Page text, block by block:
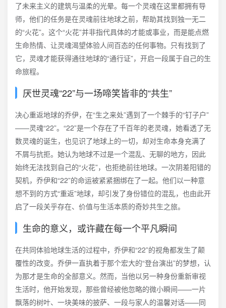
了未来主义的建筑与温柔的光晕。每一个灵魂在这里都拥有导
师，他们的任务是在灵魂前往地球之前，帮助其找到独一无二
的“火花”。这个“火花”并非指代具体的才能或事业，而是能点燃
生命热情、让灵魂渴望体验人间百态的任何事物。只有找到了
它，灵魂才能获得通往地球的“通行证”，开启一段属于自己的生
命旅程。
厌世灵魂“22”与一场啼笑皆非的“共生”
决心重返地球的乔伊，在“生之来处”遇到了一个棘手的“钉子户”
——灵魂“22”。“22”是一个存在了千百年的老灵魂，她看透了无
数灵魂的诞生，也见识了地球上的一切，却对生命本身充满了
不屑与抗拒。她认为地球不过是一个混乱、无聊的地方，因此
始终无法找到自己的“火花”，也拒绝前往地球。一次阴差阳错的
契机，乔伊和“22”的命运被紧紧捆绑在了一起。他们以一种意
想不到的方式“重返”地球，却引发了身份错位的混乱，也由此开
启了一段关乎存在、价值与生活本质的奇妙共生之旅。
生命的意义，或许藏在每一个平凡瞬间
在共同体验地球生活的过程中，乔伊和“22”的视角都发生了颠
覆性的改变。乔伊一直执着于那个宏大的“登台演出”的梦想，认
为那才是生命的全部意义。然而，当他以另一种身份重新审视
生活时，他开始发现，那些曾经被他忽略的微小瞬间——一片
飘落的树叶、一块美味的披萨、一段与家人的温馨对话——同